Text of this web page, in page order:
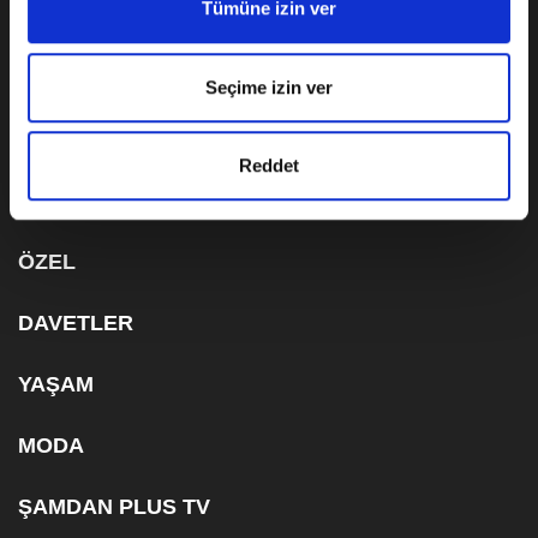
Tümüne izin ver
Seçime izin ver
Reddet
KVKK AYDINLATMA METNİ
ÇEREZ BİLGİLENDİRME METNİ
ÖZEL
DAVETLER
YAŞAM
MODA
ŞAMDAN PLUS TV